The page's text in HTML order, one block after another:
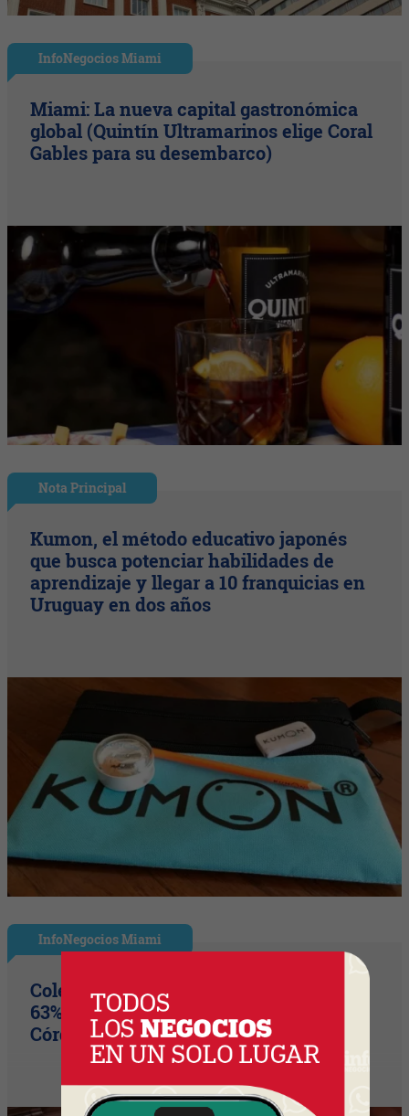
InfoNegocios Miami
Miami: La nueva capital gastronómica
global (Quintín Ultramarinos elige Coral
Gables para su desembarco)
Nota Principal
Kumon, el método educativo japonés
que busca potenciar habilidades de
aprendizaje y llegar a 10 franquicias en
Uruguay en dos años
InfoNegocios Miami
Colegio Monserrat: 339 años de historia,
63% de los votos y un puente cultural
Córdoba (Arg) y Florida que es un hito